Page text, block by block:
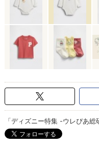
「ディズニー特集 -ウレぴあ